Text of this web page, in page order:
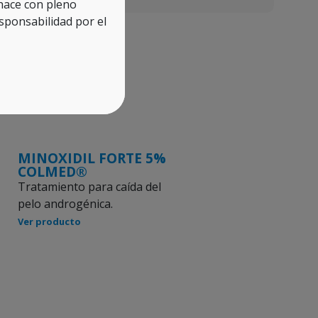
MINOXIDIL FORTE 5%
COLMED®
Tratamiento para caída del
pelo androgénica.
Ver producto
con pleno
por el